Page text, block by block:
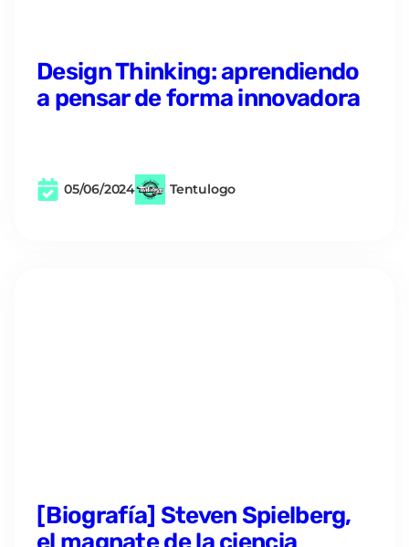
Design Thinking: aprendiendo
a pensar de forma innovadora
05/06/2024 Tentulogo
[Biografía] Steven Spielberg,